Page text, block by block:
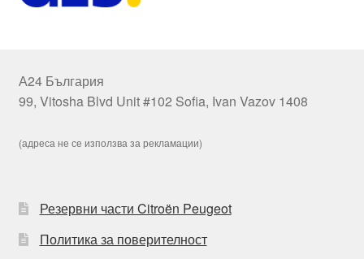
А24 България
99, Vitosha Blvd Unit #102 Sofia, Ivan Vazov 1408
(адреса не се използва за рекламации)
Резервни части Citroën Peugeot
Политика за поверителност